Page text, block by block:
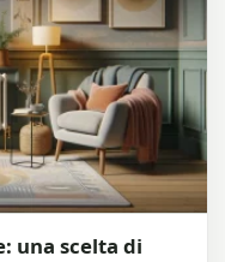
una scelta di